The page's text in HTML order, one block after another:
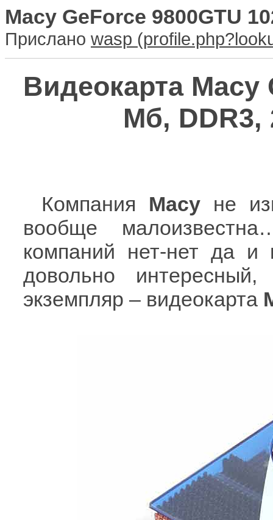
Macy GeForce 9800GTU
Прислано wasp
Видеокарта Macy
Мб, DDR3,
Компания Macyне
вообще
компаний нет-нет да и
довольно
экземпляр – видеокарта